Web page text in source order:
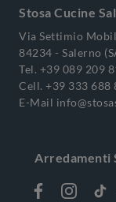
Stosa Cucine
Via Settimio
84234 - Salerno
Tel. +39 089 209
Cell. +39 333 688
E-Mail
Arredamenti